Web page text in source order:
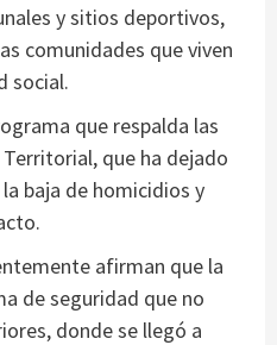
y sitios deportivos,
comunidades que viven
social.
que respalda las
que ha dejado
baja de homicidios y
afirman que la
de seguridad que no
donde se llegó a